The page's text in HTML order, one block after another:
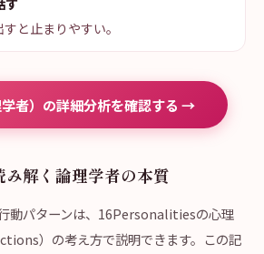
と止まりやすい。
者）の詳細分析を確認する →
解く論理学者の本質
動パターンは、16Personalitiesの心理
）の考え方で説明できます。この記